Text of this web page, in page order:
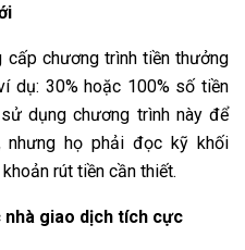
cấp chương trình tiền thưởng
dụ: 30% hoặc 100% số tiền
dụng chương trình này để
nhưng họ phải đọc kỹ khối
rút tiền cần thiết.
giao dịch tích cực